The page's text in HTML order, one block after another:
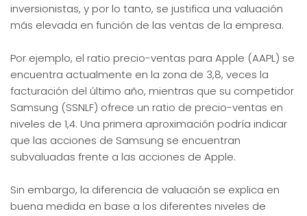
inversionistas, y por lo tanto, se justifica una valuación
más elevada en función de las ventas de la empresa.
Por ejemplo, el ratio precio-ventas para Apple (AAPL) se
encuentra actualmente en la zona de 3,8, veces la
facturación del último año, mientras que su competidor
Samsung (SSNLF) ofrece un ratio de precio-ventas en
niveles de 1,4. Una primera aproximación podría indicar
que las acciones de Samsung se encuentran
subvaluadas frente a las acciones de Apple.
Sin embargo, la diferencia de valuación se explica en
buena medida en base a los diferentes niveles de